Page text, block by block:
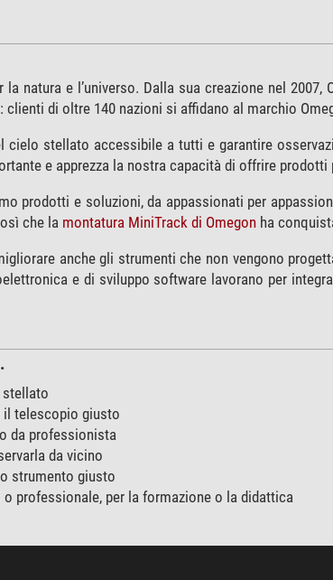
natura e l’universo. Dalla sua creazione nel
di oltre 140 nazioni si affidano al marchio
cielo stellato accessibile a tutti e garantire
e apprezza la nostra capacità di offrire
prodotti e soluzioni, da appassionati per
che la montatura MiniTrack di Omegonha
anche gli strumenti che non vengono
e di sviluppo software lavorano per
il telescopio giusto
da professionista
da vicino
strumento giusto
professionale, per la formazione o la didattica